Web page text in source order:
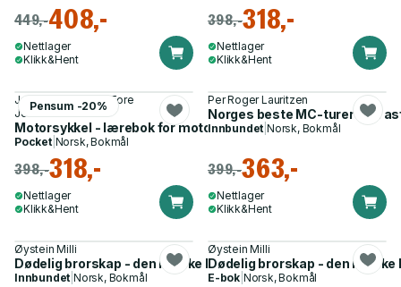
449,-408,-
Nettlager
Klikk&Hent
398,-318,-
Nettlager
Klikk&Hent
Pensum -20%
Jan Petter Wigum, Tore
Johannessen
Motorsykkel - lærebok for motorsyklister
Pocket| Norsk, Bokmål
398,-318,-
Nettlager
Klikk&Hent
Per Roger Lauritzen
Norges beste MC-turer - på
Innbundet |Norsk, Bokmål
399,-363,-
Nettlager
Klikk&Hent
Øystein Milli
Dødelig brorskap - den norske MC-krigen
Innbundet |Norsk, Bokmål
Øystein Milli
Dødelig brorskap - den norske
E-bok Norsk, Bokmål